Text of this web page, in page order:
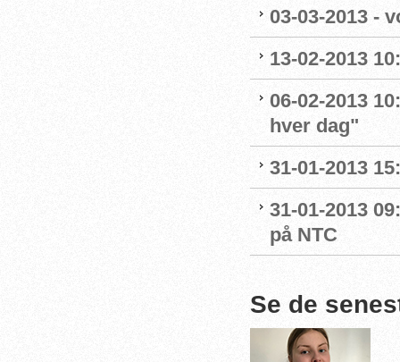
03-03-2013 -
13-02-2013
06-02-2013
hver dag"
31-01-2013
31-01-2013
på NTC
Se de